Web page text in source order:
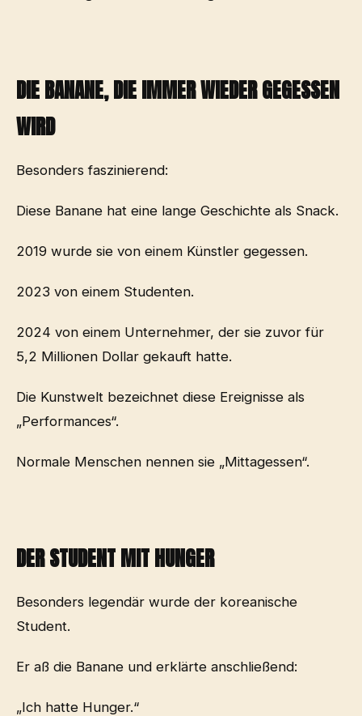
DIE BANANE, DIE IMMER WIEDER GEGESSEN
WIRD
Besonders faszinierend:
Diese Banane hat eine lange Geschichte als Snack.
2019 wurde sie von einem Künstler gegessen.
2023 von einem Studenten.
2024 von einem Unternehmer, der sie zuvor für
5,2 Millionen Dollar gekauft hatte.
Die Kunstwelt bezeichnet diese Ereignisse als
„Performances“.
Normale Menschen nennen sie „Mittagessen“.
DER STUDENT MIT HUNGER
Besonders legendär wurde der koreanische
Student.
Er aß die Banane und erklärte anschließend:
„Ich hatte Hunger.“